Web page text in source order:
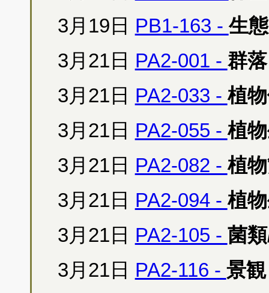
3月19日 PB1-163 -生
3月21日 PA2-001 - 群落
3月21日 PA2-033 -植
3月21日 PA2-055 -植
3月21日 PA2-082 -植
3月21日 PA2-094 -植
3月21日 PA2-105 - 菌
3月21日 PA2-116 - 景観